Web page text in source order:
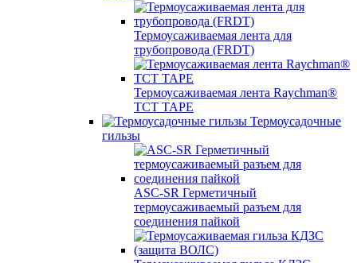
Термоусаживаемая лента для
трубопровода (FRDT)
Термоусаживаемая лента Raychman®
TCT TAPE
Термоусадочные
гильзы
ASC‐SR Герметичный
термоусаживаемый разъем для
соединения пайкой